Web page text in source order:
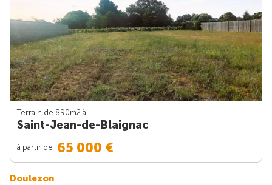
Terrain de 890m2 à
Saint-Jean-de-Blaignac
à partir de 65 000 €
Doulezon